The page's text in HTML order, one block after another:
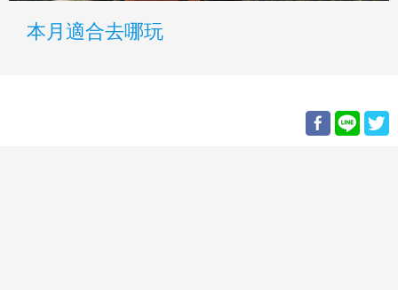
本月適合去哪玩